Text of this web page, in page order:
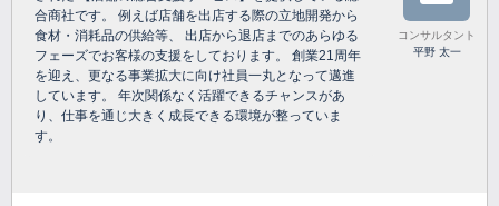
合商社です。 例えば店舗を出店する際の立地開発から
食材・消耗品の供給等、 出店から退店までのあらゆる
フェーズでお客様の支援をしております。 創業21周年
を迎え、更なる事業拡大に向け社員一丸となって邁進
しています。 年次関係なく活躍できるチャンスがあ
り、仕事を通じ大きく成長できる環境が整っていま
す。
コンサルタント
平野 太一